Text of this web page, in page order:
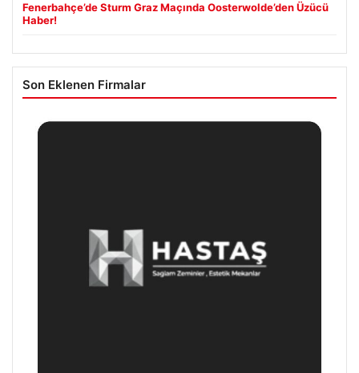
Fenerbahçe’de Sturm Graz Maçında Oosterwolde’den Üzücü
Haber!
Son Eklenen Firmalar